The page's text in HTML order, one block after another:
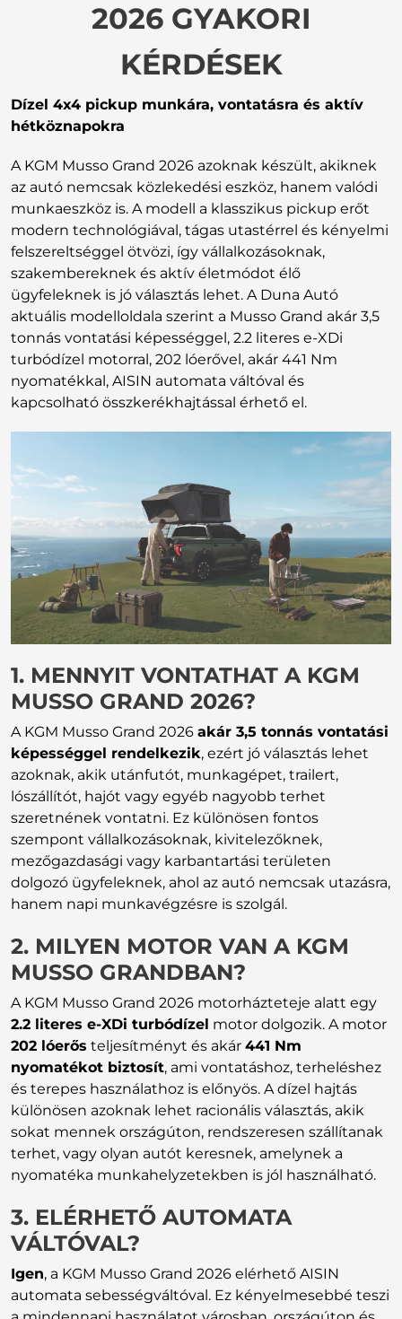
2026 GYAKORI
KÉRDÉSEK
Dízel 4x4 pickup munkára, vontatásra és aktív
hétköznapokra
A KGM Musso Grand 2026 azoknak készült, akiknek
az autó nemcsak közlekedési eszköz, hanem valódi
munkaeszköz is. A modell a klasszikus pickup erőt
modern technológiával, tágas utastérrel és kényelmi
felszereltséggel ötvözi, így vállalkozásoknak,
szakembereknek és aktív életmódot élő
ügyfeleknek is jó választás lehet. A Duna Autó
aktuális modelloldala szerint a Musso Grand akár 3,5
tonnás vontatási képességgel, 2.2 literes e-XDi
turbódízel motorral, 202 lóerővel, akár 441 Nm
nyomatékkal, AISIN automata váltóval és
kapcsolható összkerékhajtással érhető el.
1. MENNYIT VONTATHAT A KGM
MUSSO GRAND 2026?
A KGM Musso Grand 2026 akár 3,5 tonnás vontatási
képességgel rendelkezik, ezért jó választás lehet
azoknak, akik utánfutót, munkagépet, trailert,
lószállítót, hajót vagy egyéb nagyobb terhet
szeretnének vontatni. Ez különösen fontos
szempont vállalkozásoknak, kivitelezőknek,
mezőgazdasági vagy karbantartási területen
dolgozó ügyfeleknek, ahol az autó nemcsak utazásra,
hanem napi munkavégzésre is szolgál.
2. MILYEN MOTOR VAN A KGM
MUSSO GRANDBAN?
A KGM Musso Grand 2026 motorházteteje alatt egy
2.2 literes e-XDi turbódízel motor dolgozik. A motor
202 lóerős teljesítményt és akár 441 Nm
nyomatékot biztosít, ami vontatáshoz, terheléshez
és terepes használathoz is előnyös. A dízel hajtás
különösen azoknak lehet racionális választás, akik
sokat mennek országúton, rendszeresen szállítanak
terhet, vagy olyan autót keresnek, amelynek a
nyomatéka munkahelyzetekben is jól használható.
3. ELÉRHETŐ AUTOMATA
VÁLTÓVAL?
Igen, a KGM Musso Grand 2026 elérhető AISIN
automata sebességváltóval. Ez kényelmesebbé teszi